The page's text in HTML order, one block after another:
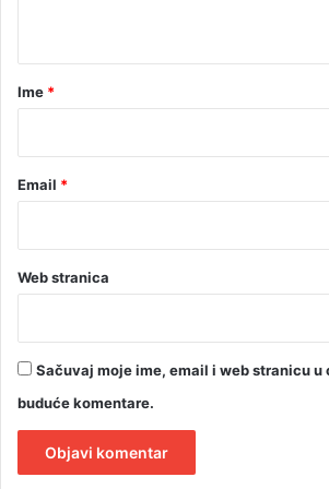
rIme *
Email *
Web stranica
Sačuvaj moje ime, email i web stranicu u
buduće komentare.